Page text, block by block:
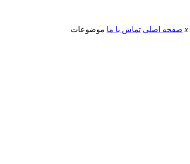
x صفحه اصلی تماس با ما موضوعات